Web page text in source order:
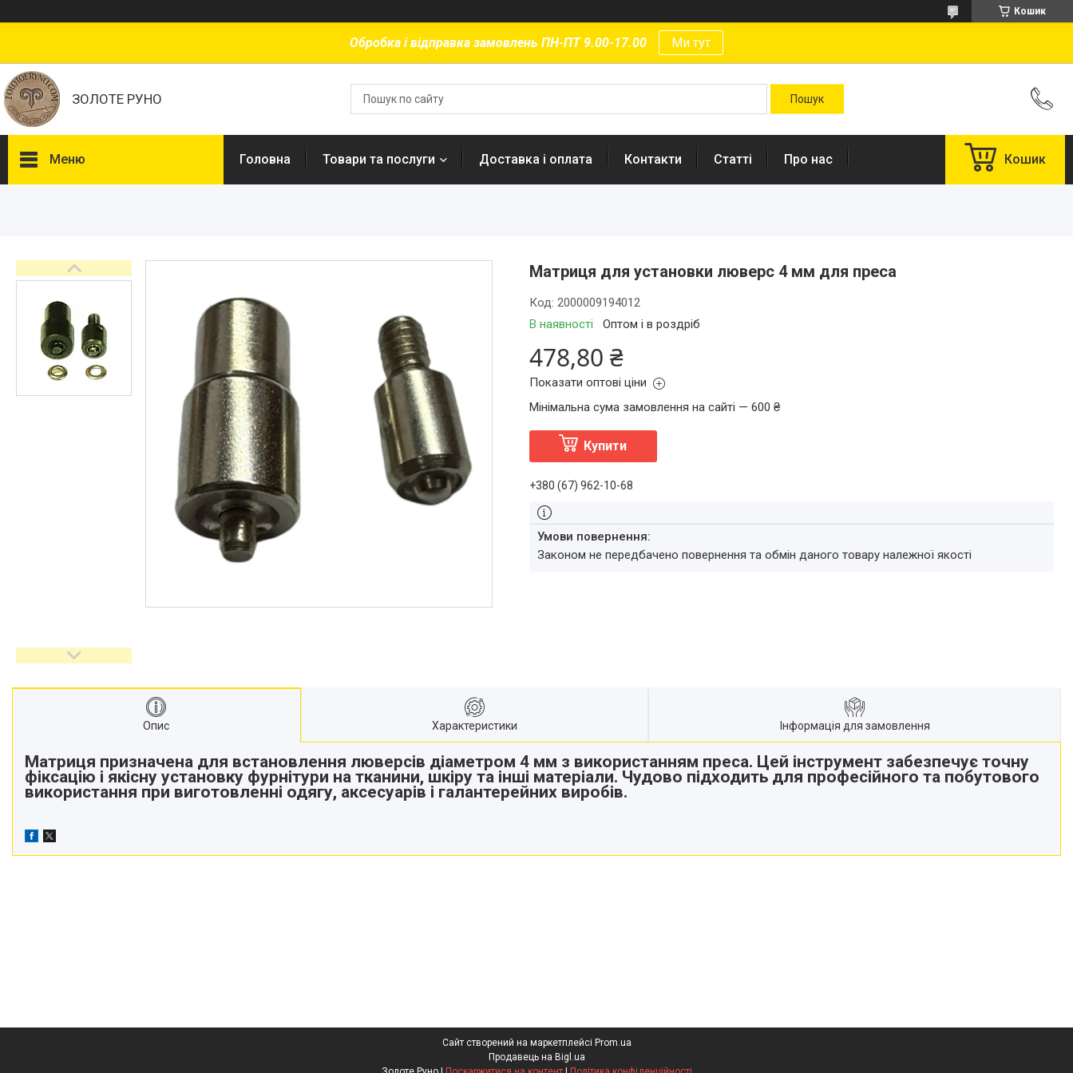
Кошик
Обробка і відправка замовлень ПН-ПТ 9.00-17.00 Ми тут
ЗОЛОТЕ РУНО
Меню
Відгуки
Головна Товари та послуги Доставка і оплата Контакти Статті Про нас Кошик
Матриця для установки люверс 4 мм для преса
В наявності Оптом і в роздріб
Код: 2000009194012
478,80 ₴
Показати оптові ціни
Мінімальна сума замовлення на сайті — 600 ₴
Купити
+380 (67) 962-10-68
Законом не передбачено повернення та обмін даного товару належної якості
Опис Характеристики Інформація для замовлення
Матриця призначена для встановлення люверсів діаметром 4 мм з використанням преса. Цей інструмент забезпечує точну
фіксацію і якісну установку фурнітури на тканини, шкіру та інші матеріали. Чудово підходить для професійного та побутового
використання при виготовленні одягу, аксесуарів і галантерейних виробів.
Сайт створений на маркетплейсі Prom.ua
Продавець на Bigl.ua